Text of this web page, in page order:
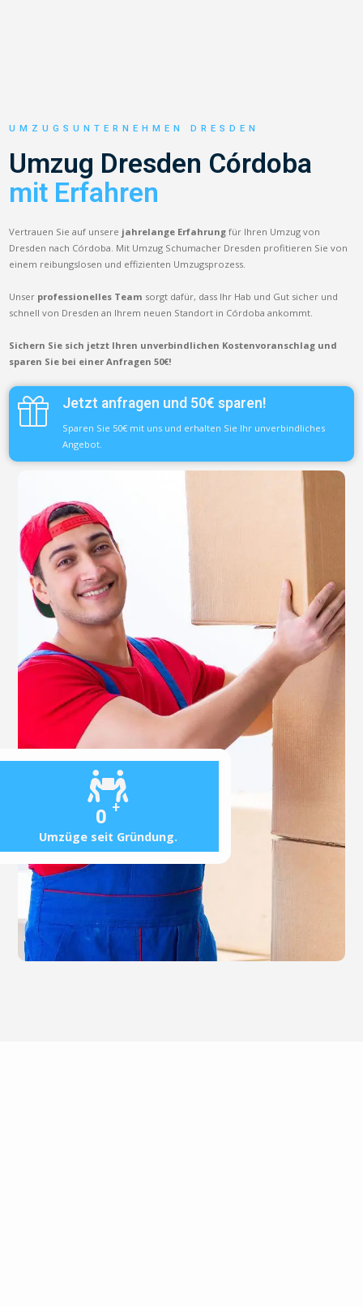
0 +
Umzüge seit Gründung.
UMZUGSUNTERNEHMEN DRESDEN
Umzug Dresden Córdoba
mit Erfahren
Vertrauen Sie auf unsere jahrelange Erfahrung für Ihren Umzug von
Dresden nach Córdoba. Mit Umzug Schumacher Dresden profitieren Sie von
einem reibungslosen und effizienten Umzugsprozess.
Unser professionelles Team sorgt dafür, dass Ihr Hab und Gut sicher und
schnell von Dresden an Ihrem neuen Standort in Córdoba ankommt.
Sichern Sie sich jetzt Ihren unverbindlichen Kostenvoranschlag und
sparen Sie bei einer Anfragen 50€!
Jetzt anfragen und 50€ sparen!
Sparen Sie 50€ mit uns und erhalten Sie Ihr unverbindliches
Angebot.